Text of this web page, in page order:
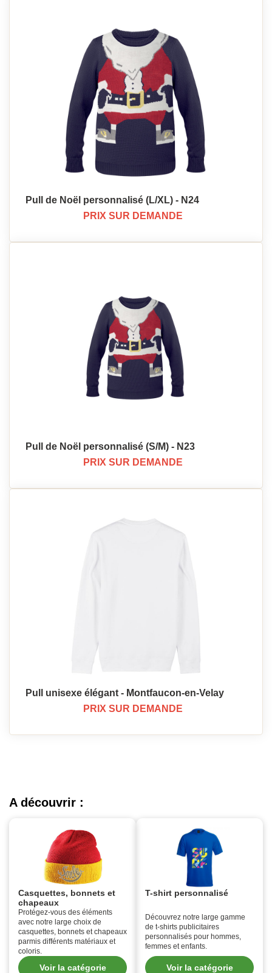
Pull de Noël personnalisé (L/XL) - N24
PRIX SUR DEMANDE
Pull de Noël personnalisé (S/M) - N23
PRIX SUR DEMANDE
Pull unisexe élégant - Montfaucon-en-Velay
PRIX SUR DEMANDE
A découvrir :
Casquettes, bonnets et
chapeaux
Protégez-vous des éléments
avec notre large choix de
casquettes, bonnets et chapeaux
parmis différents matériaux et
coloris.
Voir la catégorie
T-shirt personnalisé
Découvrez notre large gamme
de t-shirts publicitaires
personnalisés pour hommes,
femmes et enfants.
Voir la catégorie